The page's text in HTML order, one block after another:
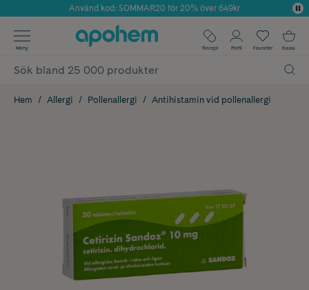
Årets Butik 2025 inom Skönhet
Använd kod: SOMMAR20 för 20% över 649kr
✓ Fri frakt
✓ Poäng på alla köp*
Meny Recept Profil Favoriter Kassa
Hem Allergi Pollenallergi Antihistamin vid pollenallergi